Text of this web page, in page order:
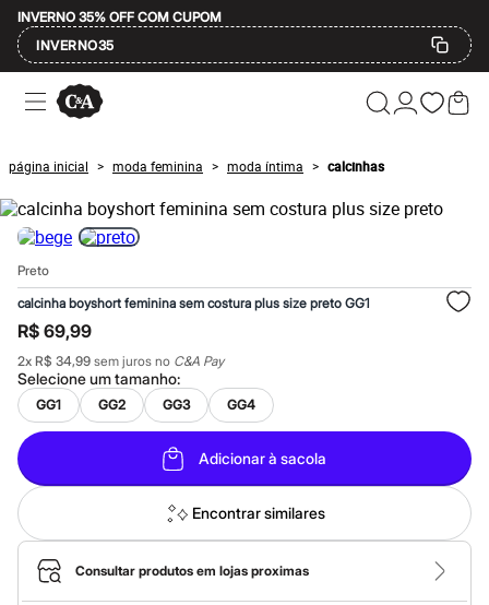
INVERNO 35% OFF COM CUPOM
INVERNO35
Ofertas
Compre por Departamento
Masculino
Infantil
Calçados
Mindse7
Plus Size
Até 40% off
Até 60% off
A partir de 60% off
Feminino
Em alta
Inverno
Alfaiataria
Novidades
Roupas
Blusas e Camisetas
Básicos
Calças
Casacos e Jaquetas
Jeans
Macacões
Saias
Shorts e Bermudas
página inicial > moda feminina > moda íntima > calcinhas
Preto
calcinha boyshort feminina sem costura plus size preto GG1
R$ 69,99
2x R$ 34,99 sem juros no C&A Pay
Selecione umtamanho:
GG1 GG2 GG3 GG4
Adicionar à sacola
Encontrar similares
Consultar produtos em lojas proximas